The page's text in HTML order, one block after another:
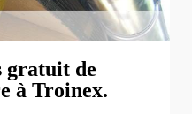
gratuit de
à Troinex.